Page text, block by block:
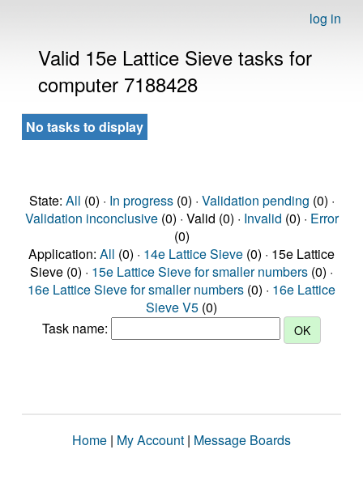
log in
Valid 15e Lattice Sieve tasks for
computer 7188428
No tasks to display
State: All (0) · In progress(0) · Validation pending (0) ·
Validation inconclusive(0) · Valid (0) · Invalid (0) · Error
(0)
Application: All (0) · 14e Lattice Sieve (0) · 15e Lattice
Sieve (0) · 15e Lattice Sieve for smaller numbers (0) ·
16e Lattice Sieve for smaller numbers (0) · 16e Lattice
Sieve V5 (0)
Task name:
Home | My Account | Message Boards